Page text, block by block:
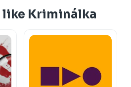
like Kriminálka